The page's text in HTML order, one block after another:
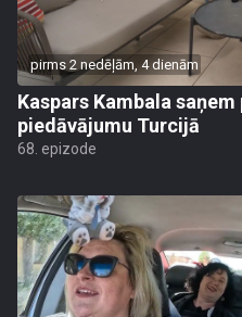
pirms 2 nedēļām, 4 dienām
Kaspars Kambala
piedāvājumu Turcijā
68. epizode